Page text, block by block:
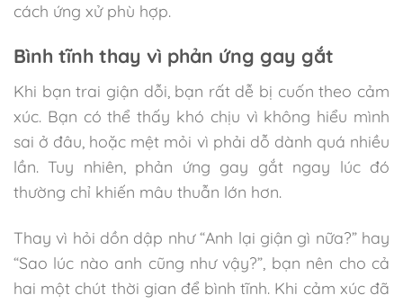
cách ứng xử phù hợp.
Bình tĩnh thay vì phản ứng gay gắt
Khi bạn trai giận dỗi, bạn rất dễ bị cuốn theo cảm
xúc. Bạn có thể thấy khó chịu vì không hiểu mình
sai ở đâu, hoặc mệt mỏi vì phải dỗ dành quá nhiều
lần. Tuy nhiên, phản ứng gay gắt ngay lúc đó
thường chỉ khiến mâu thuẫn lớn hơn.
Thay vì hỏi dồn dập như “Anh lại giận gì nữa?” hay
“Sao lúc nào anh cũng như vậy?”, bạn nên cho cả
hai một chút thời gian để bình tĩnh. Khi cảm xúc đã